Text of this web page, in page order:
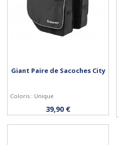
Acheter
Giant Paire de Sacoches City
Coloris : Unique
39,90 €